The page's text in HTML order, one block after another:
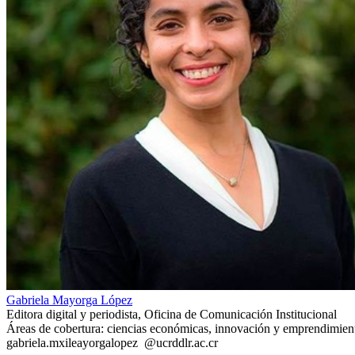
Gabriela Mayorga López
Editora digital y periodista, Oficina de Comunicación Institucional
Áreas de cobertura: ciencias económicas, innovación y
gabriela.mxileayorgalopez @ucrddlr.ac.cr